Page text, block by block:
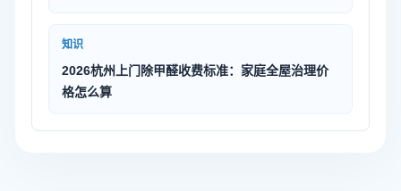
知识
2026杭州上门除甲醛收费标准：家庭全屋治理价
格怎么算